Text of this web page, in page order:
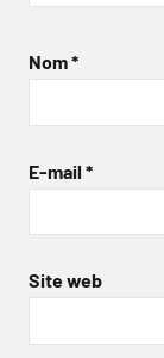
Nom*
E-mail *
Site web